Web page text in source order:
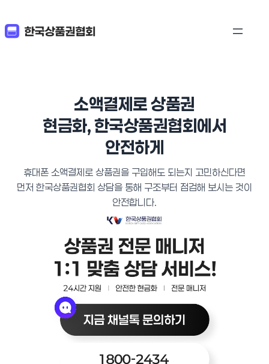
소액결제로 상품권
현금화,한국상품권협회에서
안전하게
휴대폰 소액결제로 상품권을 구입해도 되는지 고민하신다면
먼저 한국상품권협회 상담을 통해 구조부터 점검해 보시는 것이
안전합니다.